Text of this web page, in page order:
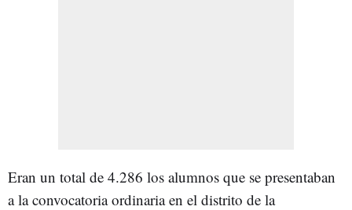
Eran un total de 4.286 los alumnos que se presentaban
a la convocatoria ordinaria en el distrito de la